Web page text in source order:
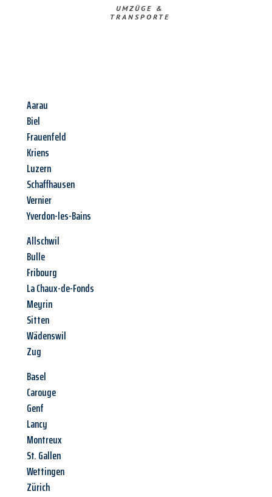
UMZÜGE &
TRANSPORTE
Aarau
Biel
Frauenfeld
Kriens
Luzern
Schaffhausen
Vernier
Yverdon-les-Bains
Allschwil
Bulle
Fribourg
La Chaux-de-Fonds
Meyrin
Sitten
Wädenswil
Zug
Basel
Carouge
Genf
Lancy
Montreux
St. Gallen
Wettingen
Zürich